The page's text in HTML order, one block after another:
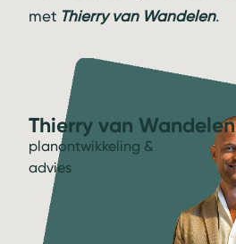
met Thierry van Wandelen.
Thierry van Wandelen
planontwikkeling &
advies